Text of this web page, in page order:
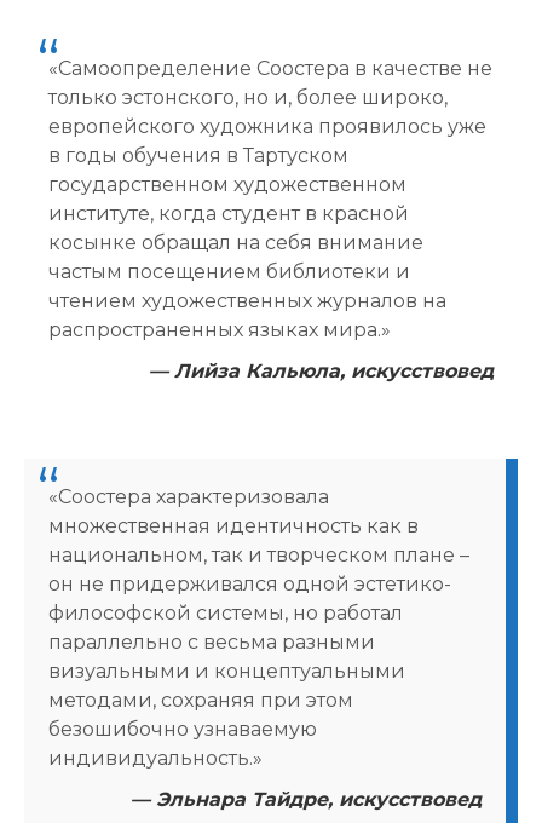
«Самоопределение Соостера в качестве не
только эстонского, но и, более широко,
европейского художника проявилось уже
в годы обучения в Тартуском
государственном художественном
институте, когда студент в красной
косынке обращал на себя внимание
частым посещением библиотеки и
чтением художественных журналов на
распространенных языках мира.»
— Лийза Кальюла, искусствовед
«Соостера характеризовала
множественная идентичность как в
национальном, так и творческом плане –
он не придерживался одной эстетико-
философской системы, но работал
параллельно с весьма разными
визуальными и концептуальными
методами, сохраняя при этом
безошибочно узнаваемую
индивидуальность.»
— Эльнара Тайдре, искусствовед